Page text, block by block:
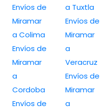
Envíos de
Miramar
a Colima
Envíos de
Miramar
a
Cordoba
Envíos de
a Tuxtla
Envíos de
Miramar
a
Veracruz
Envíos de
Miramar
a